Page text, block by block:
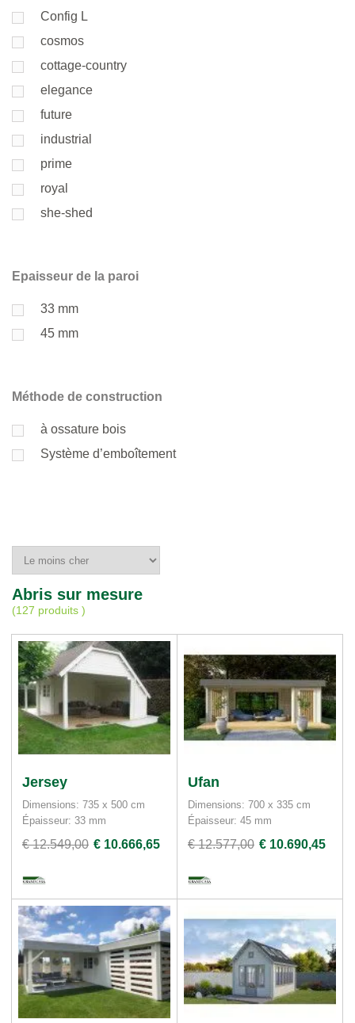
Config L
cosmos
cottage-country
elegance
future
industrial
prime
royal
she-shed
Epaisseur de la paroi
33 mm
45 mm
Méthode de construction
à ossature bois
Système d’emboîtement
Abris sur mesure
(127 produits )
Jersey
Dimensions: 735 x 500 cm
Épaisseur: 33 mm
€ 12.549,00 € 10.666,65
Ufan
Dimensions: 700 x 335 cm
Épaisseur: 45 mm
€ 12.577,00 € 10.690,45